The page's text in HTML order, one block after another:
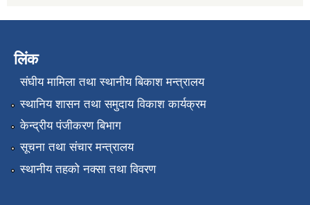
लिंक
संघीय मामिला तथा स्थानीय बिकाश मन्त्रालय
स्थानिय शासन तथा समुदाय विकाश कार्यक्रम
केन्द्रीय पंजीकरण बिभाग
सूचना तथा संचार मन्त्रालय
स्थानीय तहको नक्सा तथा विवरण